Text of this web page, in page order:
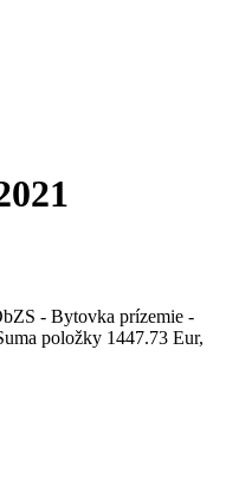
- Bytovka prízemie -
položky 1447.73 Eur,